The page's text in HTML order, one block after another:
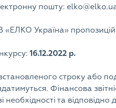
пошту:
«ЕЛКО Україна»
16.12.2022 р.
строку або
Фінансова
та